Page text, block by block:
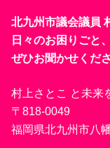
北九州市議会議員
日々のお困りごと
ぜひお聞かせくだ
村上さとこ と未来
〒818-0049
福岡県北九州市八